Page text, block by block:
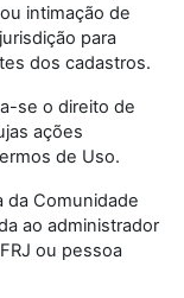
intimação de
para
dos cadastros.
se o direito de
ações
de Uso.
da Comunidade
ao administrador
ou pessoa